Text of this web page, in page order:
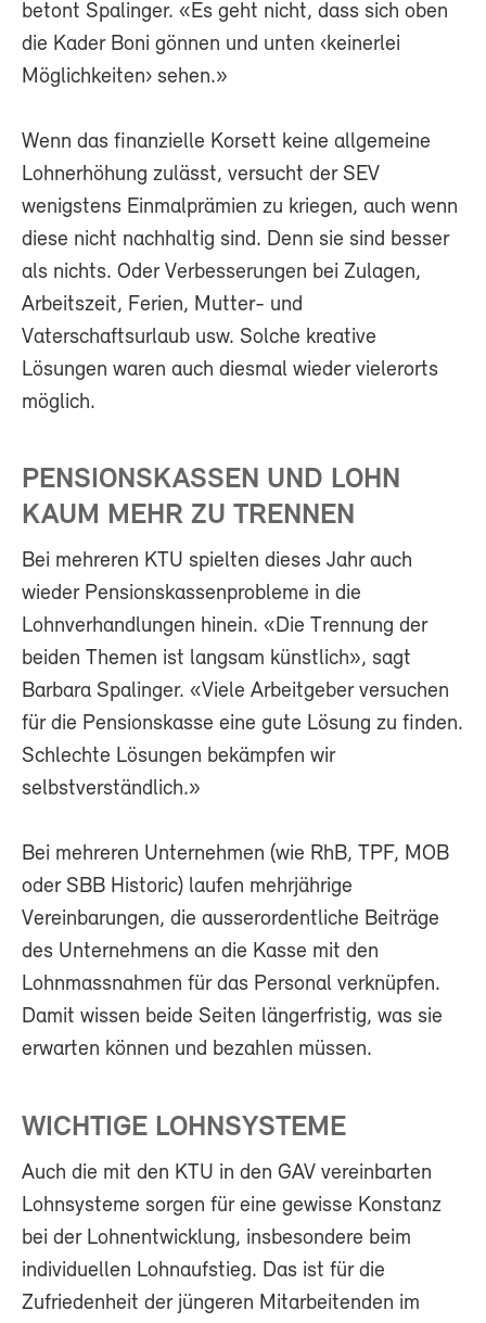
betont Spalinger. «Es geht nicht, dass sich oben
die Kader Boni gönnen und unten ‹keinerlei
Möglichkeiten› sehen.»
Wenn das finanzielle Korsett keine allgemeine
Lohnerhöhung zulässt, versucht der SEV
wenigstens Einmalprämien zu kriegen, auch wenn
diese nicht nachhaltig sind. Denn sie sind besser
als nichts. Oder Verbesserungen bei Zulagen,
Arbeitszeit, Ferien, Mutter- und
Vaterschaftsurlaub usw. Solche kreative
Lösungen waren auch diesmal wieder vielerorts
möglich.
PENSIONSKASSEN UND LOHN
KAUM MEHR ZU TRENNEN
Bei mehreren KTU spielten dieses Jahr auch
wieder Pensionskassenprobleme in die
Lohnverhandlungen hinein. «Die Trennung der
beiden Themen ist langsam künstlich», sagt
Barbara Spalinger. «Viele Arbeitgeber versuchen
für die Pensionskasse eine gute Lösung zu finden.
Schlechte Lösungen bekämpfen wir
selbstverständlich.»
Bei mehreren Unternehmen (wie RhB, TPF, MOB
oder SBB Historic) laufen mehrjährige
Vereinbarungen, die ausserordentliche Beiträge
des Unternehmens an die Kasse mit den
Lohnmassnahmen für das Personal verknüpfen.
Damit wissen beide Seiten längerfristig, was sie
erwarten können und bezahlen müssen.
WICHTIGE LOHNSYSTEME
Auch die mit den KTU in den GAV vereinbarten
Lohnsysteme sorgen für eine gewisse Konstanz
bei der Lohnentwicklung, insbesondere beim
individuellen Lohnaufstieg. Das ist für die
Zufriedenheit der jüngeren Mitarbeitenden im